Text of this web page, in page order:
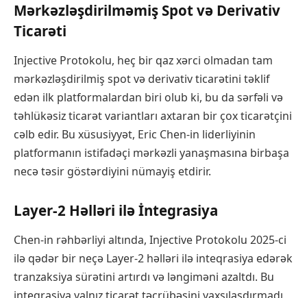
Mərkəzləşdirilməmiş Spot və Derivativ
Ticarəti
Injective Protokolu, heç bir qaz xərci olmadan tam
mərkəzləşdirilmiş spot və derivativ ticarətini təklif
edən ilk platformalardan biri olub ki, bu da sərfəli və
təhlükəsiz ticarət variantları axtaran bir çox ticarətçini
cəlb edir. Bu xüsusiyyət, Eric Chen-in liderliyinin
platformanın istifadəçi mərkəzli yanaşmasına birbaşa
necə təsir göstərdiyini nümayiş etdirir.
Layer-2 Həlləri ilə İntegrasiya
Chen-in rəhbərliyi altında, Injective Protokolu 2025-ci
ilə qədər bir neçə Layer-2 həlləri ilə inteqrasiya edərək
tranzaksiya sürətini artırdı və ləngiməni azaltdı. Bu